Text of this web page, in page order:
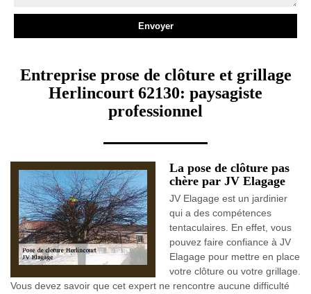
Entreprise prose de clôture et grillage
Herlincourt 62130: paysagiste
professionnel
La pose de clôture pas
chère par JV Elagage
JV Elagage est un jardinier
qui a des compétences
tentaculaires. En effet, vous
pouvez faire confiance à JV
Elagage pour mettre en place
votre clôture ou votre grillage.
Vous devez savoir que cet expert ne rencontre aucune difficulté